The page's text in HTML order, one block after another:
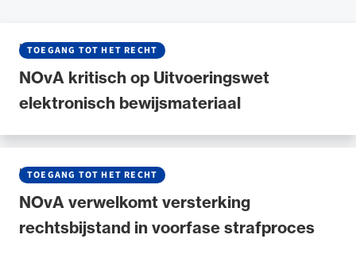
NOvA kritisch op Uitvoeringswet
elektronisch bewijsmateriaal
TOEGANG TOT HET RECHT
NIEUWS•18 JUNI 2026
NOvA verwelkomt versterking
rechtsbijstand in voorfase strafproces
TOEGANG TOT HET RECHT
NIEUWS•27 MEI 2026